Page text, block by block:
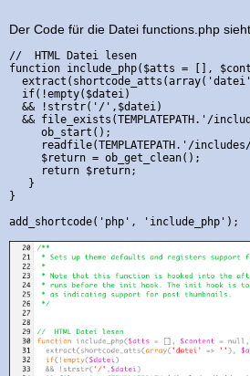
Der Code für die Datei functions.php
//  HTML Datei lesen
function include_php($atts = [],
  if(!empty($datei)
  && !strstr('/',$datei)
&& file_exists(TEMPLATEPATH.'/
     ob_start();
readfile(TEMPLATEPATH.'/
     $return = ob_get_clean();
     return $return;
   }
}